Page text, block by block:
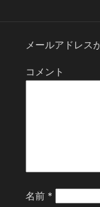
メールアドレス
コメント
名前 *